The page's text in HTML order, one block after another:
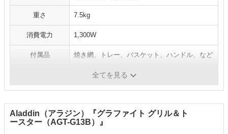
重さ 7.5kg
消費電力 1,300W
付属品 焼き網、トレー、バスケット、ハンドル、など
オーブン全てを見る
Aladdin（アラジン）『グラファイト グリル＆ト
ースター（AGT-G13B）』